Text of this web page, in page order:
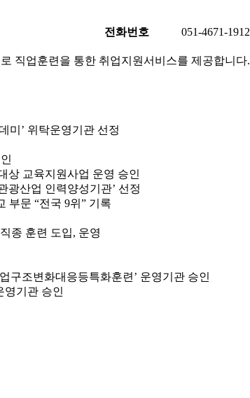
전화번호 051-4671-1912
직업훈련을 통한 취업지원서비스를 제공합니다.
미’ 위탁운영기관 선정
상 교육지원사업 운영 승인
광산업 인력양성기관’ 선정
부문 “전국 9위” 기록
종 훈련 도입, 운영
구조변화대응등특화훈련’ 운영기관 승인
영기관 승인